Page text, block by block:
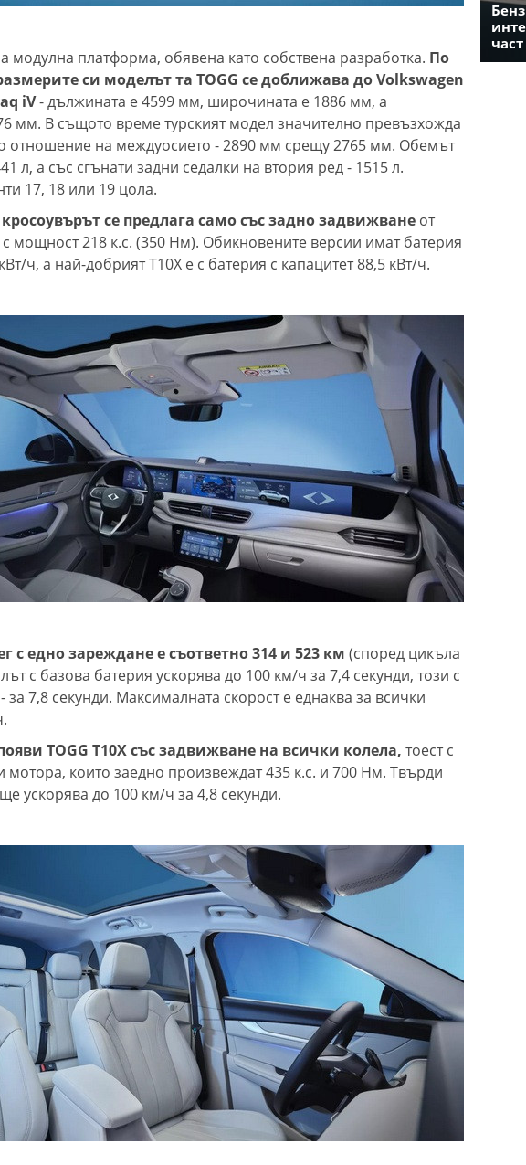
модулна платформа, обявена като собствена разработка. По
си моделът та TOGG се доближава до Volkswagen
iV- дължината е 4599 мм, широчината е 1886 мм, а
мм. В същото време турският модел значително превъзхожда
отношение на междуосието - 2890 мм срещу 2765 мм. Обемът
л, а със сгънати задни седалки на втория ред - 1515 л.
17, 18 или 19 цола.
се предлага само със задно задвижване от
с мощност 218 к.с. (350 Нм). Обикновените версии имат батерия
ч, а най-добрият T10X е с батерия с капацитет 88,5 кВт/ч.
с едно зареждане е съответно 314 и 523 км (според цикъла
с базова батерия ускорява до 100 км/ч за 7,4 секунди, този с
за 7,8 секунди. Максималната скорост е еднаква за всички
TOGG T10X със задвижване на всички колела, тоест с
мотора, които заедно произвеждат 435 к.с. и 700 Нм. Твърди
ускорява до 100 км/ч за 4,8 секунди.
част